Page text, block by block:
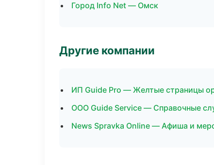
Город Info Net — Омск
Другие компании
ИП Guide Pro — Желтые страницы
ООО Guide Service — Справочные
News Spravka Online — Афиша и